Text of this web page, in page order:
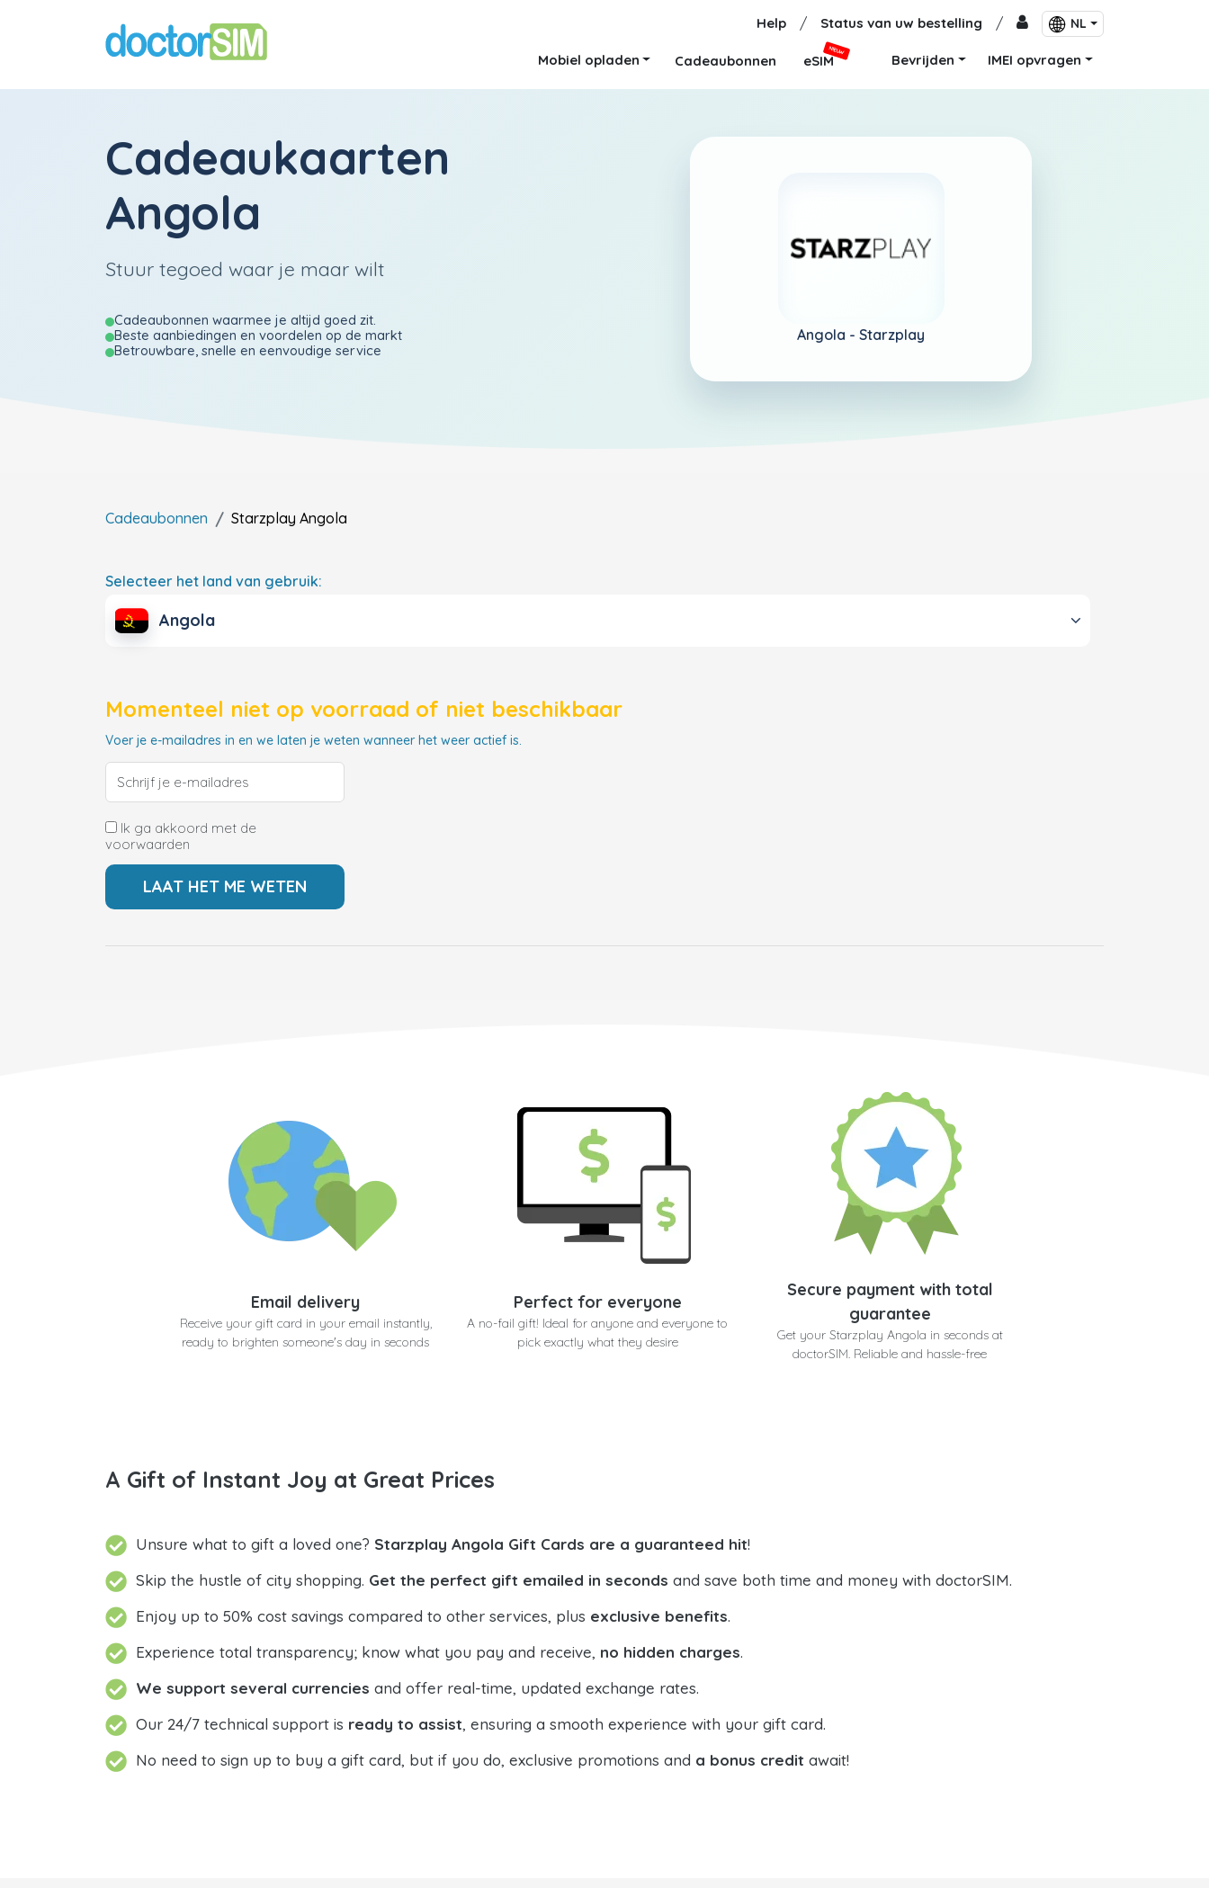
Help / Status van uw bestelling / NL
Mobiel opladen Cadeaubonnen eSIM
NIEUW
Bevrijden IMEI opvragen
Cadeaukaarten
Angola
Stuur tegoed waar je maar wilt
Cadeaubonnen waarmee je altijd goed zit.
Beste aanbiedingen en voordelen op de markt
Betrouwbare, snelle en eenvoudige service
Angola - Starzplay
Cadeaubonnen Starzplay Angola
Selecteer het land van gebruik:
Angola
Momenteel niet op voorraad of niet beschikbaar
Voer je e-mailadres in en we laten je weten wanneer het weer actief is.
Ik ga akkoord met de
voorwaarden
Email delivery
Receive your gift card in your email instantly,
ready to brighten someone's day in seconds
Perfect for everyone
A no-fail gift! Ideal for anyone and everyone to
pick exactly what they desire
Secure payment with total
guarantee
Get your Starzplay Angola in seconds at
doctorSIM. Reliable and hassle-free
A Gift of Instant Joy at Great Prices
Unsure what to gift a loved one? Starzplay Angola Gift Cards are a guaranteed hit!
Skip the hustle of city shopping. Get the perfect gift emailed in seconds and save both time and money with doctorSIM.
Enjoy up to 50% cost savings compared to other services, plus exclusive benefits.
Experience total transparency; know what you pay and receive, no hidden charges.
We support several currencies and offer real-time, updated exchange rates.
Our 24/7 technical support is ready to assist, ensuring a smooth experience with your gift card.
No need to sign up to buy a gift card, but if you do, exclusive promotions and a bonus credit await!